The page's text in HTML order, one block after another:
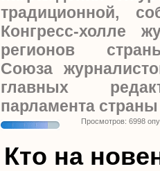
традиционной,
Конгресс-холле
регионов
Союза
главных
парламента страны
Просмотров: 6998
Кто на